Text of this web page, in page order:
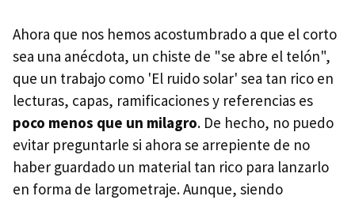
Ahora que nos hemos acostumbrado a que el corto
sea una anécdota, un chiste de "se abre el telón",
que un trabajo como 'El ruido solar' sea tan rico en
lecturas, capas, ramificaciones y referencias es
poco menos que un milagro. De hecho, no puedo
evitar preguntarle si ahora se arrepiente de no
haber guardado un material tan rico para lanzarlo
en forma de largometraje. Aunque, siendo